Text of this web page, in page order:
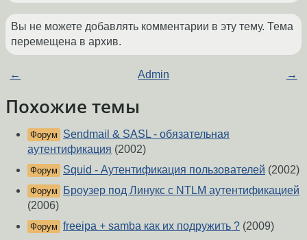
Вы не можете добавлять комментарии в эту тему. Тема
перемещена в архив.
← Admin →
Похожие темы
Форум
Sendmail & SASL - обязательная
аутентификация (2002)
Форум Squid - Аутентификация пользователей (2002)
Форум
Броузер под Линукс с NTLM аутентификацией
(2006)
Форум freeipa + samba как их подружить ? (2009)